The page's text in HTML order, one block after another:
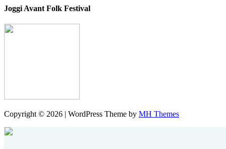
Joggi Avant Folk Festival
Copyright © 2026 | WordPress Theme by MH Themes